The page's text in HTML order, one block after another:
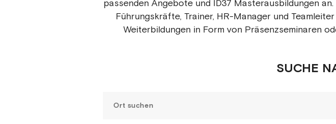
passenden Angebote und ID37 Masterausbildungen
Führungskräfte, Trainer, HR-Manager und
Weiterbildungen in Form von Präsenzseminaren
SUCHE